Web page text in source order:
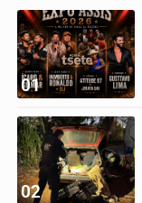
01
02